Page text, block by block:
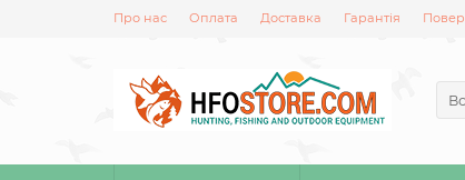
Про нас Оплата Доставка Гарантія